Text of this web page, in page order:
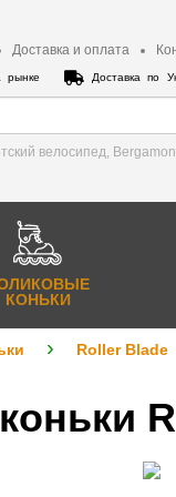
Доставка и оплата
Доставка по
велосипед,
КОНЬКИ
Roller Blade